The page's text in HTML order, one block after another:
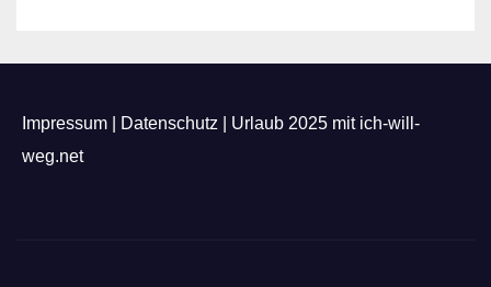
Impressum Datenschutz
Urlaub 2025 mit ich-will-
weg.net